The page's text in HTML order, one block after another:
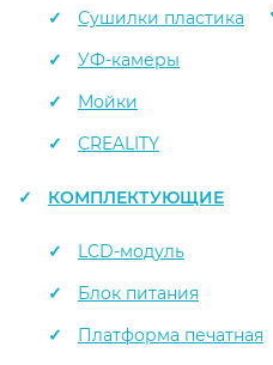
Сушилки пластика
УФ-камеры
Мойки
CREALITY
КОМПЛЕКТУЮЩИЕ
LCD-модуль
Блок питания
Платформа печатная